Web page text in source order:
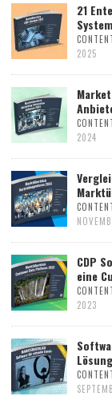
21
2025
2024
CDP
eine
2023